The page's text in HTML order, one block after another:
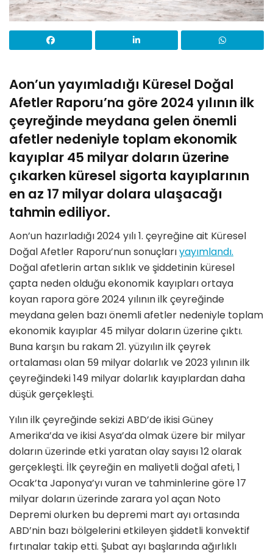
Aon’un yayımladığı Küresel Doğal
Afetler Raporu’na göre 2024 yılının ilk
çeyreğinde meydana gelen önemli
afetler nedeniyle toplam ekonomik
kayıplar 45 milyar doların üzerine
çıkarken küresel sigorta kayıplarının
en az 17 milyar dolara ulaşacağı
tahmin ediliyor.
Aon’un hazırladığı 2024 yılı 1. çeyreğine ait Küresel
Doğal Afetler Raporu’nun sonuçlarıyayımlandı.
Doğal afetlerin artan sıklık ve şiddetinin küresel
çapta neden olduğu ekonomik kayıpları ortaya
koyan rapora göre 2024 yılının ilk çeyreğinde
meydana gelen bazı önemli afetler nedeniyle toplam
ekonomik kayıplar 45 milyar doların üzerine çıktı.
Buna karşın bu rakam 21. yüzyılın ilk çeyrek
ortalaması olan 59 milyar dolarlık ve 2023 yılının ilk
çeyreğindeki 149 milyar dolarlık kayıplardan daha
düşük gerçekleşti.
Yılın ilk çeyreğinde sekizi ABD’de ikisi Güney
Amerika’da ve ikisi Asya’da olmak üzere bir milyar
doların üzerinde etki yaratan olay sayısı 12 olarak
gerçekleşti. İlk çeyreğin en maliyetli doğal afeti, 1
Ocak’ta Japonya’yı vuran ve tahminlerine göre 17
milyar doların üzerinde zarara yol açan Noto
Depremi olurken bu depremi mart ayı ortasında
ABD’nin bazı bölgelerini etkileyen şiddetli konvektif
fırtınalar takip etti. Şubat ayı başlarında ağırlıklı